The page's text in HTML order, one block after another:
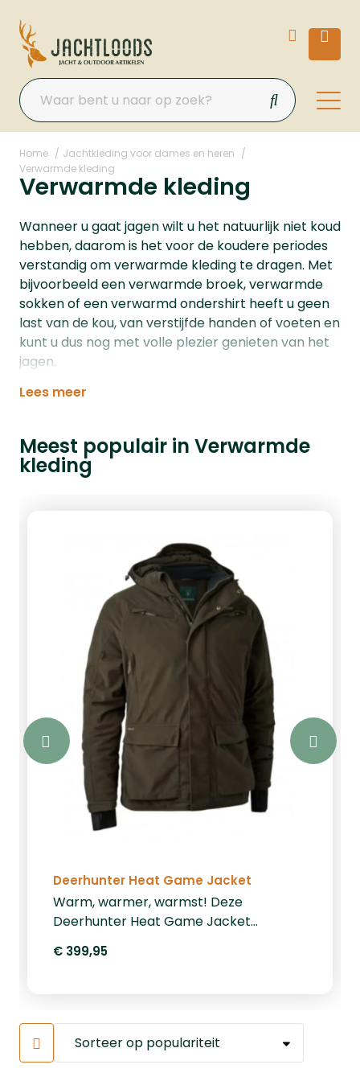
Home
Jachtkleding voor dames en heren
Verwarmde kleding
Verwarmde kleding
Wanneer u gaat jagen wilt u het natuurlijk niet koud
hebben, daarom is het voor de koudere periodes
verstandig om verwarmde kleding te dragen. Met
bijvoorbeeld een verwarmde broek, verwarmde
sokken of een verwarmd ondershirt heeft u geen
last van de kou, van verstijfde handen of voeten en
kunt u dus nog met volle plezier genieten van het
jagen.
Lees meer
Meest populair in Verwarmde
kleding
Deerhunter Heat Game Jacket
Warm, warmer, warmst! Deze
Deerhunter Heat Game Jacket
tijdens de koudste dagen. Op de borst
deel is deze jas zeer zacht en stil. De
combinatie van de stille stof met het
€ 399,95